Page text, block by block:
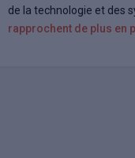
de la technologie et des
rapprochent de plus en